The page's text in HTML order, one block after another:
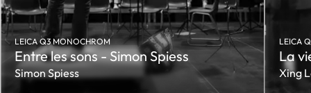
LEICA Q3 MONOCHROM
Entre les sons - Simon Spiess
Simon Spiess
LEICA
La
Xing